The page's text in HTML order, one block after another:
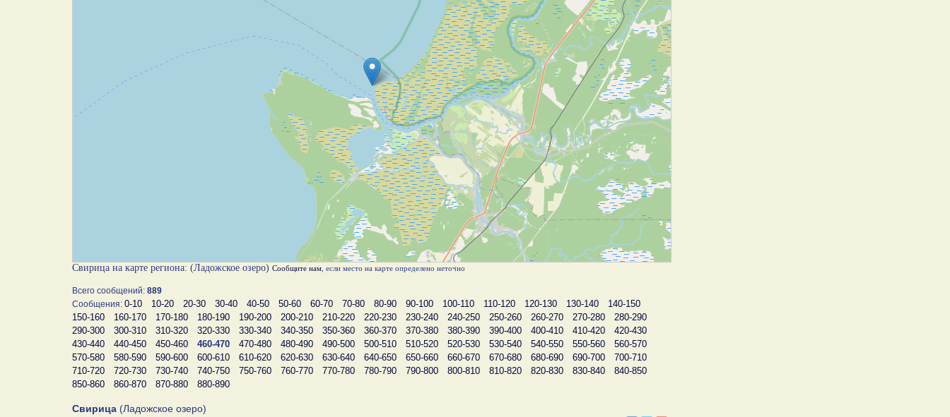
Свирица на карте региона: (Ладожское озеро) Сообщите нам , если место на карте определено неточно
Всего сообщений: 889
Сообщения: 0-10 10-20 20-30 30-40 40-50 50-60 60-70 70-80 80-90 90-100 100-110 110-120 120-130 130-140
140-150
150-160
160-170 170-180 180-190 190-200 200-210 210-220 220-230 230-240 240-250 250-260 260-270 270-280
280-290
290-300
300-310 310-320 320-330 330-340 340-350 350-360 360-370 370-380 380-390 390-400 400-410 410-420
420-430
430-440
440-450 450-460 460-470 470-480 480-490 490-500 500-510 510-520 520-530 530-540 540-550 550-560
560-570
570-580
580-590 590-600 600-610 610-620 620-630 630-640 640-650 650-660 660-670 670-680 680-690 690-700
700-710
710-720
720-730 730-740 740-750 750-760 760-770 770-780 780-790 790-800 800-810 810-820 820-830 830-840
840-850
850-860
860-870 870-880 880-890
Свирица (Ладожское озеро)